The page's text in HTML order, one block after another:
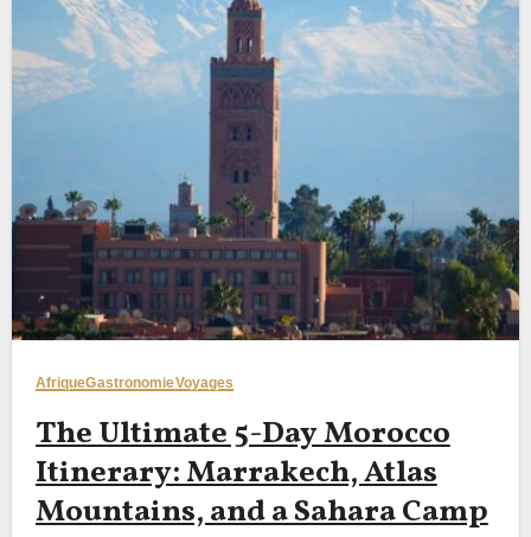
AfriqueGastronomieVoyages
The Ultimate 5-Day Morocco
Itinerary: Marrakech, Atlas
Mountains, and a Sahara Camp